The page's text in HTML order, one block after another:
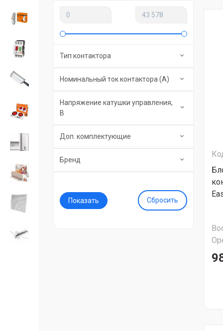
Тип контактора
Номинальный ток контактора (А)
Напряжение катушки управления,
В
Доп. комплектующие
Бренд
Сбросить